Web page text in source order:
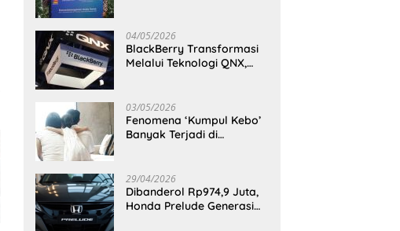
04/05/2026
BlackBerry Transformasi
Melalui Teknologi QNX,
Otomotif
03/05/2026
Fenomena ‘Kumpul Kebo’
Banyak Terjadi di
di Kota Manado
29/04/2026
Dibanderol Rp974,9 Juta,
Honda Prelude Generasi